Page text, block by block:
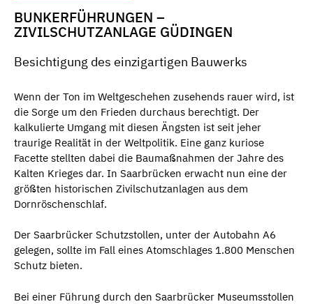
BUNKERFÜHRUNGEN –
ZIVILSCHUTZANLAGE GÜDINGEN
Besichtigung des einzigartigen Bauwerks
Wenn der Ton im Weltgeschehen zusehends rauer wird, ist
die Sorge um den Frieden durchaus berechtigt. Der
kalkulierte Umgang mit diesen Ängsten ist seit jeher
traurige Realität in der Weltpolitik. Eine ganz kuriose
Facette stellten dabei die Baumaßnahmen der Jahre des
Kalten Krieges dar. In Saarbrücken erwacht nun eine der
größten historischen Zivilschutzanlagen aus dem
Dornröschenschlaf.
Der Saarbrücker Schutzstollen, unter der Autobahn A6
gelegen, sollte im Fall eines Atomschlages 1.800 Menschen
Schutz bieten.
Bei einer Führung durch den Saarbrücker Museumsstollen